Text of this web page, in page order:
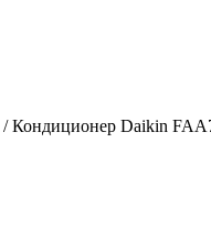
/ Кондиционер Daikin